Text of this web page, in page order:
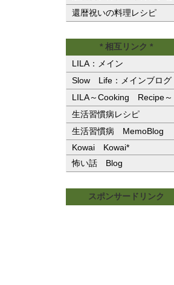
還暦祝いの料理レシピ
* 相互リンク *
LILA：メイン
Slow Life：メインブログ
LILA～Cooking Recipe～
生活習慣病レシピ
生活習慣病 MemoBlog
Kowai Kowai*
怖い話 Blog
スポンサードリンク